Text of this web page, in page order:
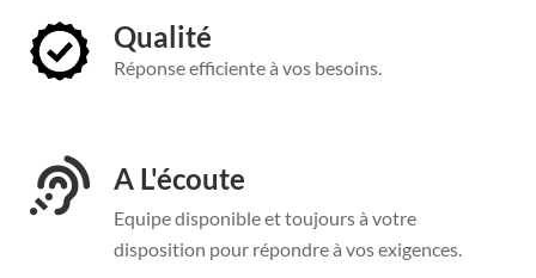
Qualité
Réponse efficiente à vos besoins.
A L'écoute
Equipe disponible et toujours à votre
disposition pour répondre à vos exigences.